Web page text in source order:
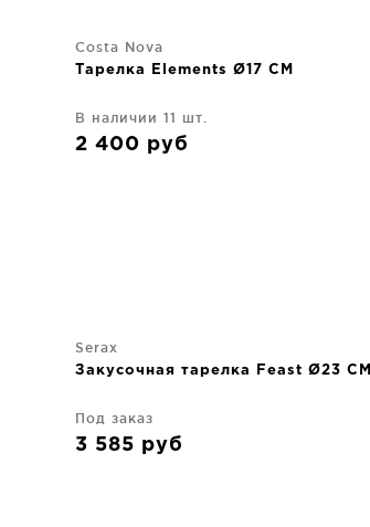
Costa Nova
Тарелка Elements Ø17 CM
В наличии 11 шт.
2 400 руб
Serax
Закусочная тарелка Feast Ø23 CM
Под заказ
3 585 руб